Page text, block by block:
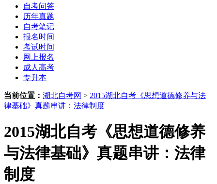
自考问答
历年真题
自考笔记
报名时间
考试时间
网上报名
成人高考
专升本
当前位置： 湖北自考网 > 2015湖北自考《思想道德修养与法
律基础》真题串讲：法律制度
2015湖北自考《思想道德修养
与法律基础》真题串讲：法律
制度